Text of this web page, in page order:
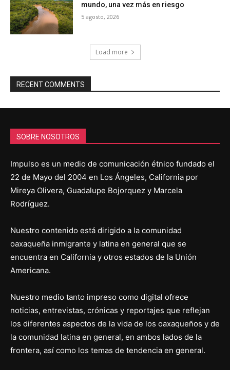
mundo, una vez más en riesgo
5 agosto, 2026
Load more
RECENT COMMENTS
SOBRE NOSOTROS
Impulso es un medio de comunicación étnico fundado el
22 de Mayo del 2004 en Los Ángeles, California por
Mireya Olivera, Guadalupe Bojorquez y Marcela
Rodríguez.
Nuestro contenido está dirigido a la comunidad
oaxaqueña inmigrante y latina en general que se
encuentra en California y otros estados de la Unión
Americana.
Nuestro medio tanto impreso como digital ofrece
noticias, entrevistas, crónicas y reportajes que reflejan
los diferentes aspectos de la vida de los oaxaqueños y de
la comunidad latina en general, en ambos lados de la
frontera, así como los temas de tendencia en general.